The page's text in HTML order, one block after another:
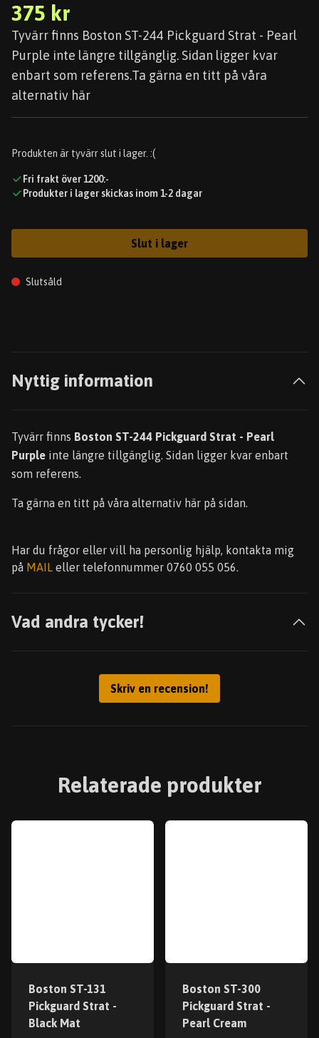
375 kr
Tyvärr finns Boston ST-244 Pickguard Strat - Pearl
Purple inte längre tillgänglig. Sidan ligger kvar
enbart som referens.Ta gärna en titt på våra
alternativ här
Produkten är tyvärr slut i lager. :(
Fri frakt över 1200:-
Produkter i lager skickas inom 1-2 dagar
Slut i lager
Slutsåld
Nyttig information
Tyvärr finns Boston ST-244 Pickguard Strat - Pearl
Purple inte längre tillgänglig. Sidan ligger kvar enbart
som referens.
Ta gärna en titt på våra alternativ här på sidan.
Har du frågor eller vill ha personlig hjälp, kontakta mig
på MAIL eller telefonnummer 0760 055 056.
Vad andra tycker!
Skriv en recension!
Relaterade produkter
Boston ST-131
Pickguard Strat -
Black Mat
Boston ST-300
Pickguard Strat -
Pearl Cream